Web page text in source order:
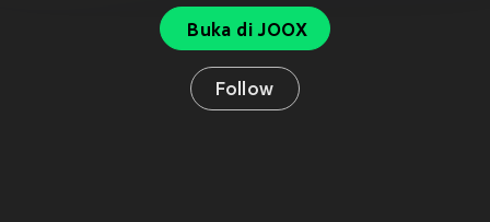
Buka di JOOX
Follow